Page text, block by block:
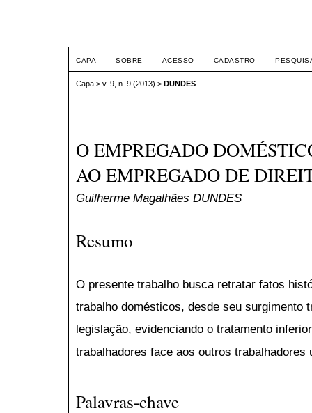
CAPA SOBRE ACESSO CADASTRO
Capa > v. 9, n. 9 (2013) > DUNDES
O EMPREGADO
AO EMPREGADO DE
Guilherme Magalhães DUNDES
Resumo
O presente trabalho busca retratar fatos
trabalho domésticos, desde seu surgimento
legislação, evidenciando o tratamento
trabalhadores face aos outros trabalhadores
Palavras-chave